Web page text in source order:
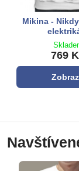
Mikina -
769